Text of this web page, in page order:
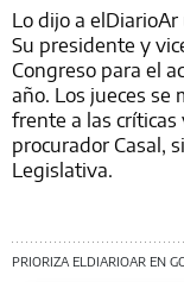
Lo dijo a
Su presidente y
Congreso para el
año. Los jueces se
frente a las críticas
procurador Casal,
Legislativa.
PRIORIZA ELDIARIOAR EN